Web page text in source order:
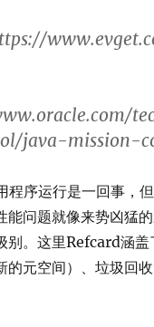
java-mission-
程序运行是一回事，
能问题就像来势凶猛
别。这里Refcard涵
的元空间）、垃圾回